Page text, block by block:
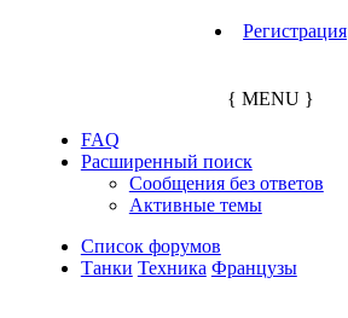
Регистрация
{ MENU }
FAQ
Расширенный поиск
Сообщения без ответов
Активные темы
Список форумов
Танки Техника Французы